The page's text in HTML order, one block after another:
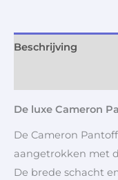
Beschrijving
De luxe Cameron
De Cameron
aangetrokken met
De brede schacht